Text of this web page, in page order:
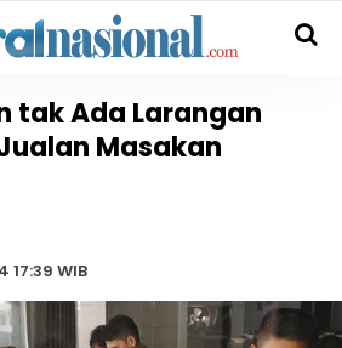
tak Ada Larangan
Masakan
17:39 WIB